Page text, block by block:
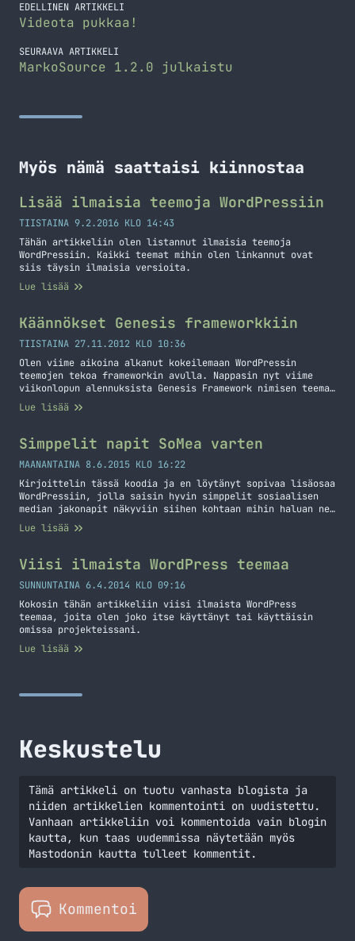
EDELLINEN ARTIKKELI
Videota pukkaa!
SEURAAVA ARTIKKELI
MarkoSource 1.2.0 julkaistu
Myös nämä saattaisi kiinnostaa
Lisää ilmaisia teemoja WordPressiin
TIISTAINA 9.2.2016 KLO 14:43
Tähän artikkeliin olen listannut ilmaisia teemoja
WordPressiin. Kaikki teemat mihin olen linkannut ovat
siis täysin ilmaisia versioita.
Lue lisää
Käännökset Genesis frameworkkiin
TIISTAINA 27.11.2012 KLO 10:36
Olen viime aikoina alkanut kokeilemaan WordPressin
teemojen tekoa frameworkin avulla. Nappasin nyt viime
viikonlopun alennuksista Genesis Framework nimisen teema
frameworkin itselleni. Aloin jo ”tee-se-itse” tyyppisesti
kääntämään tuota frameworkkia suomeksi ennen kuin
suomenkieliset käännökset. Tähän olikin pirun helppo
ratkaisu olemassa, asensin nimittäin vain lisäosan. Tässä
on hyvin yksinkertainen ohje:… Jatka lukemista Käännökset
Genesis frameworkkiin
Lue lisää
Simppelit napit SoMea varten
MAANANTAINA 8.6.2015 KLO 16:22
Kirjoittelin tässä koodia ja en löytänyt sopivaa lisäosaa
WordPressiin, jolla saisin hyvin simppelit sosiaalisen
median jakonapit näkyviin siihen kohtaan mihin haluan ne.
En halunnut mitään hienoja laskureita tai mitään vaan
yksinkertaisen ikonin, jota klikkaamalla voi jakaa
vaan nämä neljä: Faceboo, Twitter, G+ ja LinkedIn. Alla
on jotakuinkin lopputulos… Jatka lukemista Simppelit
napit SoMea varten
Lue lisää
Viisi ilmaista WordPress teemaa
SUNNUNTAINA 6.4.2014 KLO 09:16
Kokosin tähän artikkeliin viisi ilmaista WordPress
teemaa, joita olen joko itse käyttänyt tai käyttäisin
omissa projekteissani.
Lue lisää
Keskustelu
Tämä artikkeli on tuotu vanhasta blogista ja
niiden artikkelien kommentointi on uudistettu.
Vanhaan artikkeliin voi kommentoida vain blogin
kautta, kun taas uudemmissa näytetään myös
Mastodonin kautta tulleet kommentit.
Kommentoi